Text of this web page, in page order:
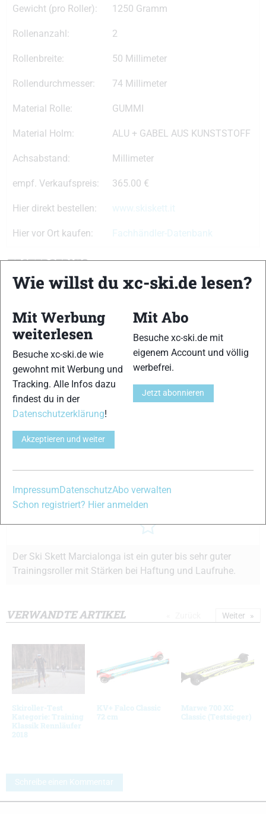
Gewicht (pro Roller): 1250 Gramm
Rollenanzahl: 2
Rollenbreite: 50 Millimeter
Rollendurchmesser: 74 Millimeter
Material Rolle: GUMMI
Material Holm: ALU + GABEL AUS KUNSTSTOFF
Achsabstand: Millimeter
empf. Verkaufspreis: 365.00 €
Hier direkt bestellen: www.skiskett.it
Hier vor Ort kaufen: Fachhändler-Datenbank
TESTERGEBNIS
Haftung 12 von 15
Führung 12 von 15
Handling
Laufruhe/Dämpfung
Abfahrtsverhalten
Der Ski Skett Marcialonga ist ein guter bis sehr guter
Trainingsroller mit Stärken bei Haftung und Laufruhe.
VERWANDTE ARTIKEL
Skiroller-Test
Kategorie: Training
Klassik Rennläufer
2018
KV+ Falco Classic
72 cm
Marwe 700 XC
Classic (Testsieger)
Weiter
Schreibe einen Kommentar
Wie willst du xc-ski.de lesen?
Mit Werbung
weiterlesen
Besuche xc-ski.de wie
gewohnt mit Werbung und
Tracking. Alle Infos dazu
findest du in der
Datenschutzerklärung!
Akzeptieren und weiter
Mit Abo
Besuche xc-ski.de mit
eigenem Account und völlig
werbefrei.
Jetzt abonnieren
Impressum DatenschutzAbo verwalten
Schon registriert? Hier anmelden